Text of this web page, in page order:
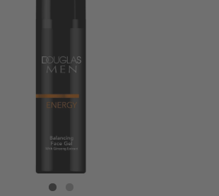
Douglas Collection Energy Balancing Face Gel